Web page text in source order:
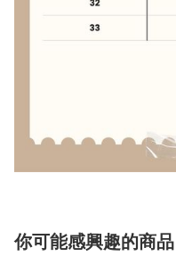
你可能感興趣的商品